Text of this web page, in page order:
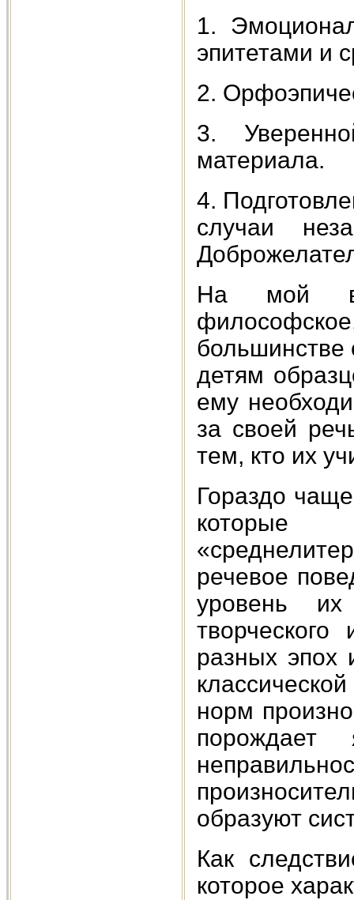
1.
эпитетами и
2.
3.
материала.
4.
случаи
На мой
большинстве
детям
ему
за своей
тем, кто их
Гораздо
речевое
уровень их
разных эпох
норм
порождает
образуют
Как
которое